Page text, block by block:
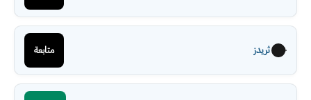
ثريدز متابعة